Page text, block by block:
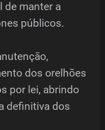
de manter a
públicos.
dos orelhões
por lei, abrindo
definitiva dos